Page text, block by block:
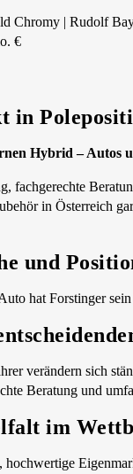
Chromy | Rudolf
€
in
Hybrid – Autos
fachgerechte
in Österreich
und
hat Forstinger
verändern sich
Beratung und
im